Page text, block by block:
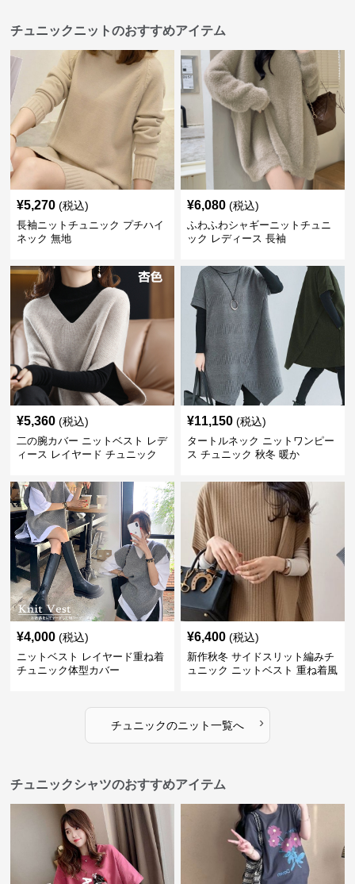
チュニックニットのおすすめアイテム
¥5,270 (税込)
長袖ニットチュニック プチハイ
ネック 無地
¥6,080 (税込)
ふわふわシャギーニットチュニ
ック レディース 長袖
¥5,360 (税込)
二の腕カバー ニットベスト レデ
ィース レイヤード チュニック
¥11,150 (税込)
タートルネック ニットワンピー
ス チュニック 秋冬 暖か
¥4,000 (税込)
ニットベスト レイヤード重ね着
チュニック体型カバー
¥6,400 (税込)
新作秋冬 サイドスリット編みチ
ュニック ニットベスト 重ね着風
チュニックのニット一覧へ ›
チュニックシャツのおすすめアイテム